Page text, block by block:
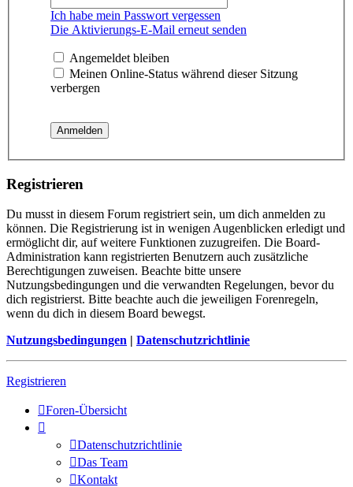
Ich habe mein Passwort vergessen
Die Aktivierungs-E-Mail erneut senden
Angemeldet bleiben
Meinen Online-Status während dieser Sitzung
verbergen
Registrieren
Du musst in diesem Forum registriert sein, um dich anmelden zu
können. Die Registrierung ist in wenigen Augenblicken erledigt und
ermöglicht dir, auf weitere Funktionen zuzugreifen. Die Board-
Administration kann registrierten Benutzern auch zusätzliche
Berechtigungen zuweisen. Beachte bitte unsere
Nutzungsbedingungen und die verwandten Regelungen, bevor du
dich registrierst. Bitte beachte auch die jeweiligen Forenregeln,
wenn du dich in diesem Board bewegst.
Nutzungsbedingungen | Datenschutzrichtlinie
Registrieren
Foren-Übersicht
Datenschutzrichtlinie
Das Team
Kontakt